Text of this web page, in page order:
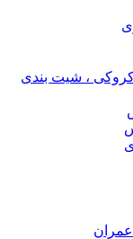
، شیت بندی